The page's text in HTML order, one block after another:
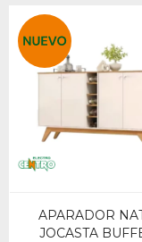
APARADOR
JOCASTA